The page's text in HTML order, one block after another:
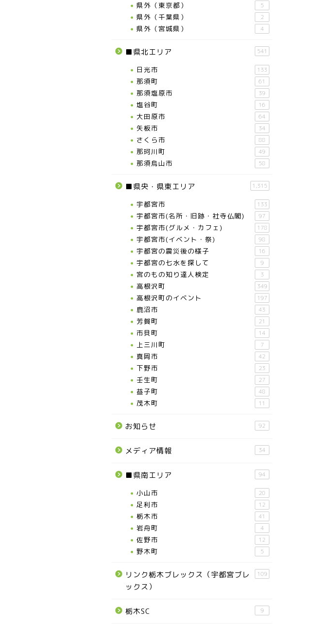
県外（東京都） 5
県外（千葉県） 2
県外（宮城県） 4
■県北エリア 541
日光市 133
那須町 61
那須塩原市 39
塩谷町 16
大田原市 64
矢板市 34
さくら市 88
那珂川町 49
那須烏山市 58
■県央・県東エリア 1,315
宇都宮市 133
宇都宮市(名所・旧跡・社寺仏閣) 97
宇都宮市(グルメ・カフェ) 178
宇都宮市(イベント・祭) 98
宇都宮の震災後の様子 16
宇都宮の七水を探して 9
宮のもの知り達人検定 3
高根沢町 349
高根沢町のイベント 197
鹿沼市 43
芳賀町 21
市貝町 14
上三川町 7
真岡市 42
下野市 23
壬生町 27
益子町 48
茂木町 11
お知らせ 92
メディア情報 34
■県南エリア 94
小山市 20
足利市 12
栃木市 41
岩舟町 4
佐野市 12
野木町 5
リンク栃木ブレックス（宇都宮ブレ
ックス）
109
栃木SC 9